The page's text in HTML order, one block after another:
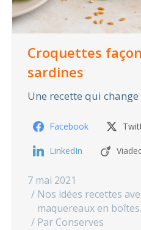
Croquettes
sardines
Une recette qui change
Facebook
LinkedIn
7 mai 2021
Nos idées recettes
maquereaux en
Par Conserves